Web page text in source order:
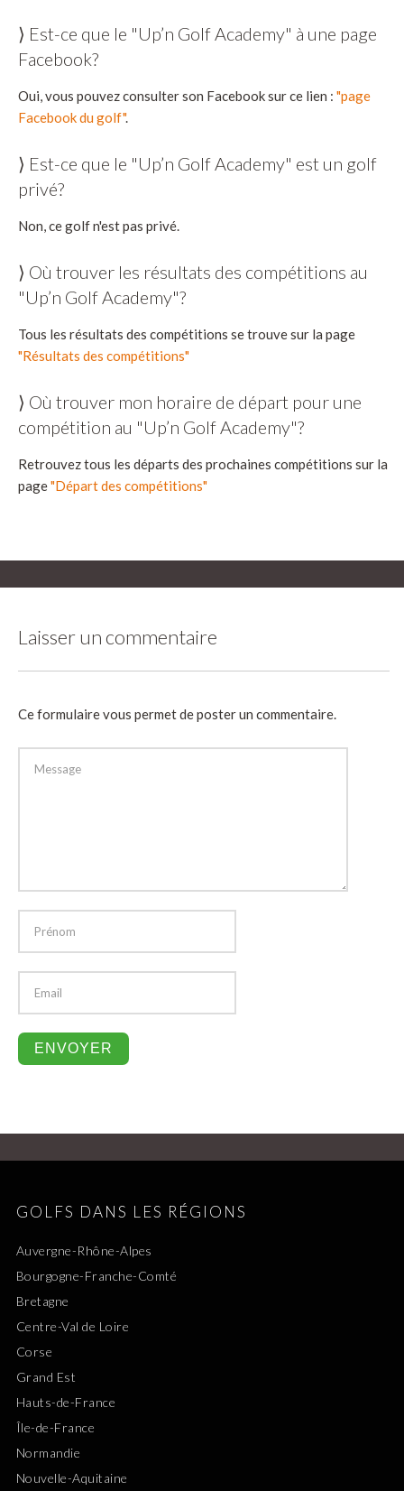
⟩ Est-ce que le "Up’n Golf Academy" à une page
Facebook?
Oui, vous pouvez consulter son Facebook sur ce lien : "page
Facebook du golf".
⟩ Est-ce que le "Up’n Golf Academy" est un golf
privé?
Non, ce golf n'est pas privé.
⟩ Où trouver les résultats des compétitions au
"Up’n Golf Academy"?
Tous les résultats des compétitions se trouve sur la page
"Résultats des compétitions"
⟩ Où trouver mon horaire de départ pour une
compétition au "Up’n Golf Academy"?
Retrouvez tous les départs des prochaines compétitions sur la
page"Départ des compétitions"
Laisser un commentaire
Ce formulaire vous permet de poster un commentaire.
GOLFS DANS LES RÉGIONS
Auvergne-Rhône-Alpes
Bourgogne-Franche-Comté
Bretagne
Centre-Val de Loire
Corse
Grand Est
Hauts-de-France
Île-de-France
Normandie
Nouvelle-Aquitaine